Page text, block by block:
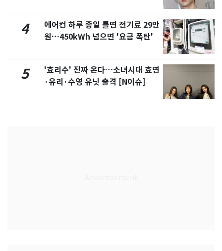
4
에어컨 하루 종일 틀면 전기료 29만
원…450kWh 넘으면 '요금 폭탄'
5
'효리수' 진짜 온다…소녀시대 효연
·유리·수영 유닛 출격 [N이슈]